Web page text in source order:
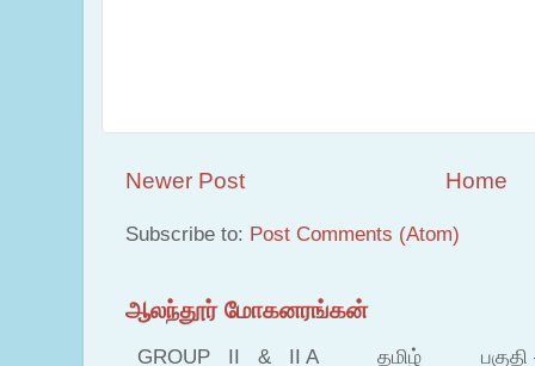
Newer Post Home
Subscribe to: Post Comments (Atom)
ஆலந்தூர் மோகனரங்கன்
GROUP II & II A தமிழ் பகுதி – இ